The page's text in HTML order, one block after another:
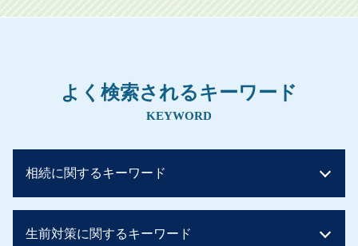
よく検索されるキーワード
KEYWORD
相続に関するキーワード
相続税 非課税 生命保険
生前対策に関するキーワード